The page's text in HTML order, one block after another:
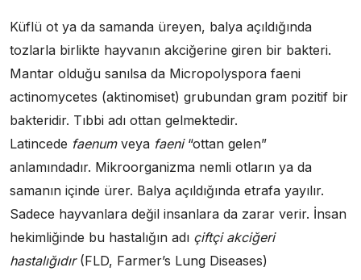
Küflü ot ya da samanda üreyen, balya açıldığında
tozlarla birlikte hayvanın akciğerine giren bir bakteri.
Mantar olduğu sanılsa da Micropolyspora faeni
actinomycetes (aktinomiset) grubundan gram pozitif bir
bakteridir. Tıbbi adı ottan gelmektedir.
Latincede faenumveya faeni“ottan gelen”
anlamındadır. Mikroorganizma nemli otların ya da
samanın içinde ürer. Balya açıldığında etrafa yayılır.
Sadece hayvanlara değil insanlara da zarar verir. İnsan
hekimliğinde bu hastalığın adı çiftçi akciğeri
hastalığıdır(FLD, Farmer’s Lung Diseases)